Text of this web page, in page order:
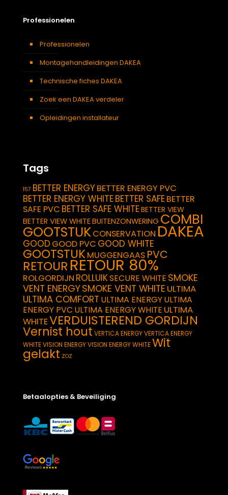
Professionelen
Professionelen
Montagehandleidingen DAKEA
Technische fiches DAKEA
Zoek een DAKEA verdeler
Opleidingen installateur
Tags
157 BETTER ENERGYBETTER ENERGY PVC
BETTER ENERGY WHITEBETTER SAFEBETTER
SAFE PVC BETTER SAFE WHITEBETTER VIEW
BETTER VIEW WHITEBUITENZONWERING COMBI
GOOTSTUKCONSERVATION DAKEA
GOOD GOOD PVC GOOD WHITE
GOOTSTUKMUGGENGAAS PVC
RETOUR RETOUR 80%
ROLGORDIJN ROLLUIKSECURE WHITE SMOKE
VENT ENERGYSMOKE VENT WHITE ULTIMA
ULTIMA COMFORT ULTIMA ENERGYULTIMA
ENERGY PVC ULTIMA ENERGY WHITE ULTIMA
WHITEVERDUISTEREND GORDIJN
Vernist hout VERTICA ENERGYVERTICA ENERGY
WHITEVISION ENERGYVISION ENERGY WHITEWit
gelakt ZOZ
Betaalopties & Beveiliging